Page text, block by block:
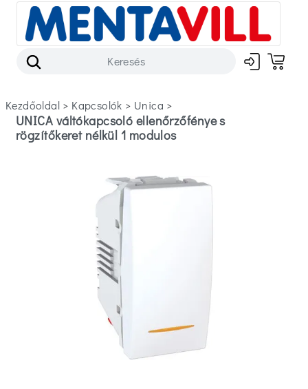
Kezdőoldal > kapcsolók > unica >
UNICA váltókapcsoló ellenőrzőfénye s
rögzítőkeret nélkül 1 modulos